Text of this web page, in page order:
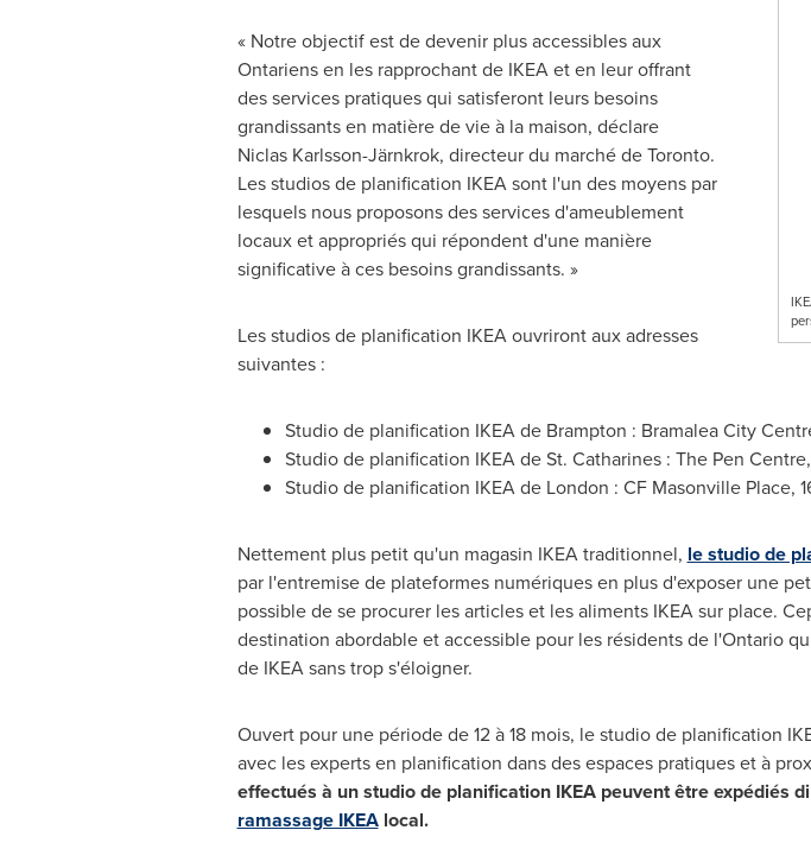
« Notre objectif est de devenir plus accessibles aux
Ontariens en les rapprochant de IKEA et en leur offrant
des services pratiques qui satisferont leurs besoins
grandissants en matière de vie à la maison, déclare
Niclas Karlsson-Järnkrok, directeur du marché deToronto.
Les studios de planification IKEA sont l'un des moyens par
lesquels nous proposons des services d'ameublement
locaux et appropriés qui répondent d'une manière
significative à ces besoins grandissants. »
Les studios de planification IKEA ouvriront aux adresses
suivantes :
Studio de planification IKEA de Brampton : Bramalea City
Studio de planification IKEA deSt. Catharines: The Pen
Studio de planification IKEA de London : CF Masonville Place,
Nettement plus petit qu'un magasin IKEA traditionnel, le studio de
par l'entremise de plateformes numériques en plus d'exposer une
possible de se procurer les articles et les aliments IKEA sur place.
destination abordable et accessible pour les résidents de l'Ontario
de IKEA sans trop s'éloigner.
Ouvert pour une période de 12 à 18 mois, le studio de planification
avec les experts en planification dans des espaces pratiques et à
effectués à un studio de planification IKEA peuvent être expédiés
ramassage IKEAlocal.